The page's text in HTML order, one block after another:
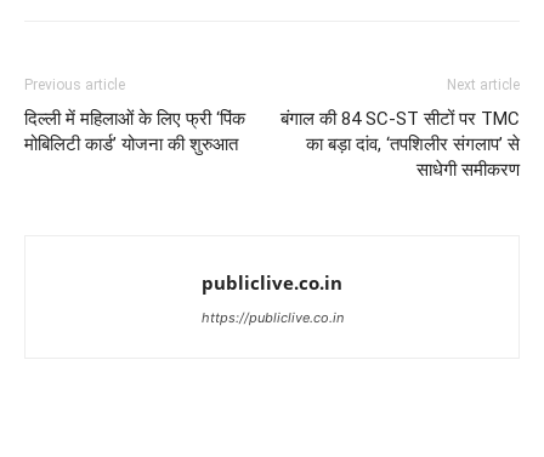
Previous article
दिल्ली में महिलाओं के लिए फ्री ‘पिंक
मोबिलिटी कार्ड’ योजना की शुरुआत
Next article
बंगाल की 84 SC-ST सीटों पर TMC
का बड़ा दांव, ‘तपशिलीर संगलाप’ से
साधेगी समीकरण
publiclive.co.in
https://publiclive.co.in